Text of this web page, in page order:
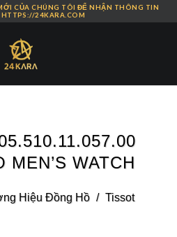
CỦA CHÚNG TÔI ĐỂ NHẬN THÔNG TIN
24KARA.COM
MEN’S WATCH
Hiệu Đồng Hồ / Tissot